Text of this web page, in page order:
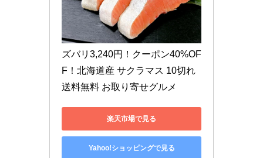
ズバリ3,240円！クーポン40%OF
F！北海道産 サクラマス 10切れ
送料無料 お取り寄せグルメ
楽天市場で見る
Yahoo!ショッピングで見る